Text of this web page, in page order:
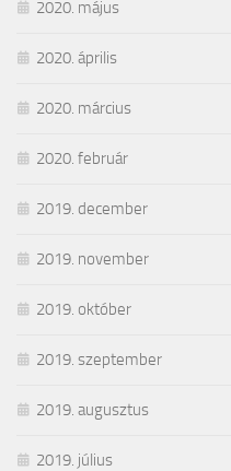
2020. május
2020. április
2020. március
2020. február
2019. december
2019. november
2019. október
2019. szeptember
2019. augusztus
2019. július